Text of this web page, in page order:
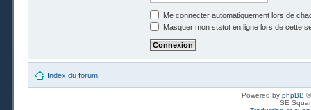
Me connecter automatiquement lors de
Masquer mon statut en ligne lors de cette
Index du forum
Powered by phpBB
SE